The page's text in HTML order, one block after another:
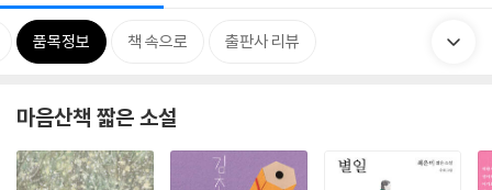
품목정보 책 속으로 출판사 리뷰
마음산책 짧은 소설